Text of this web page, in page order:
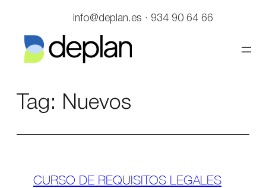
contenido
info@deplan.es · 934 90 64 66
Tag: Nuevos
CURSO DE REQUISITOS LEGALES